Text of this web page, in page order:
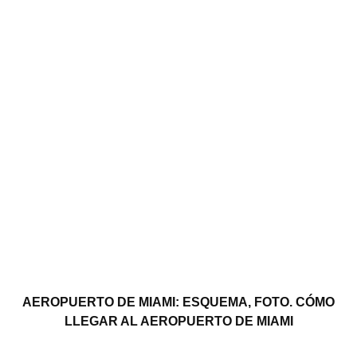
AEROPUERTO DE MIAMI: ESQUEMA, FOTO. CÓMO
LLEGAR AL AEROPUERTO DE MIAMI